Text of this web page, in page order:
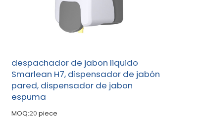
despachador de jabon liquido
Smarlean H7, dispensador de jabón
pared, dispensador de jabon
espuma
MOQ:20 piece